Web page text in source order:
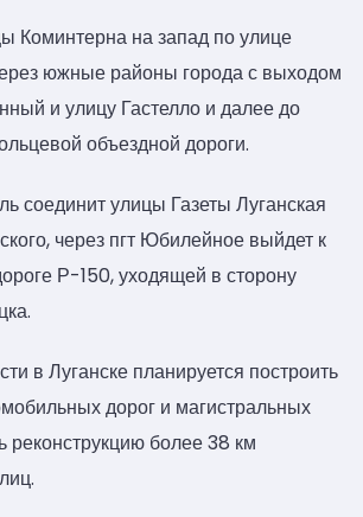
Коминтерна на запад по улице
южные районы города с выходом
и улицу Гастелло и далее до
объездной дороги.
соединит улицы Газеты Луганская
через пгт Юбилейное выйдет к
Р-150, уходящей в сторону
в Луганске планируется построить
дорог и магистральных
реконструкцию более 38 км